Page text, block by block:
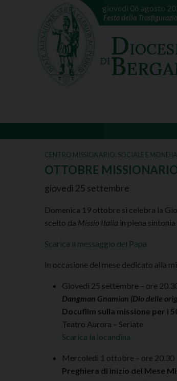
giovedì 06 agosto
Festa della
CENTRO MISSIONARIO SOCIALE E
OTTOBRE
giovedì 25 settembre
Domenica 19 ottobre si celebra la
scelto da Missio Italia in piena
Scarica il messaggio del Papa
In occasione del mese dedicato alla
Giovedì 25 settembre – ore
Dangman Gnamian (Dio delle
Docufllm sulla missione per i
Teatro Aurora – Seriate
Scarica la locandina
Mercoledì 1 ottobre – ore 20.30
Preghiera di inizio del Mese